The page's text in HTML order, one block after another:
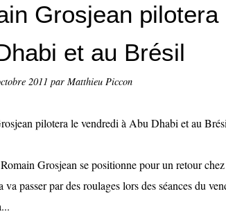
Grosjean
et au Brésil
2011 par Matthieu Piccon
Grosjean se positionne pour un retour
va passer par des roulages lors des séances du